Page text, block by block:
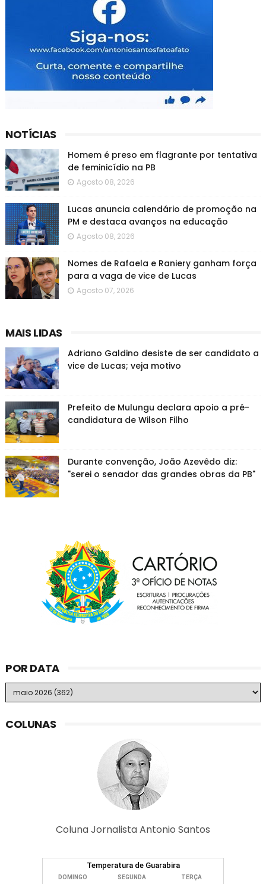
NOTÍCIAS
Homem é preso em flagrante por tentativa
de feminicídio na PB
Agosto 08, 2026
Lucas anuncia calendário de promoção na
PM e destaca avanços na educação
Agosto 08, 2026
Nomes de Rafaela e Raniery ganham força
para a vaga de vice de Lucas
Agosto 07, 2026
MAIS LIDAS
Adriano Galdino desiste de ser candidato a
vice de Lucas; veja motivo
Prefeito de Mulungu declara apoio a pré-
candidatura de Wilson Filho
Durante convenção, João Azevêdo diz:
"serei o senador das grandes obras da PB"
POR DATA
COLUNAS
Coluna Jornalista Antonio Santos